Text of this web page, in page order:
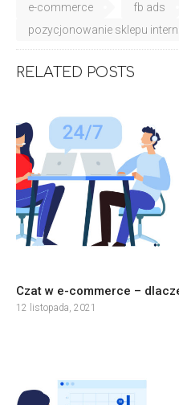
e-commerce fb ads
pozycjonowanie sklepu
RELATED POSTS
Czat w e-commerce –
12 listopada, 2021